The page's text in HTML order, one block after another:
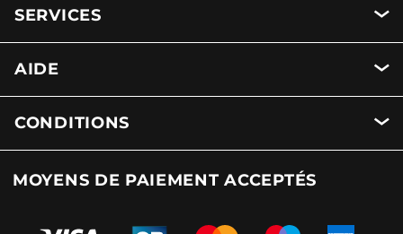
SERVICES
AIDE
CONDITIONS
MOYENS DE PAIEMENT ACCEPTÉS